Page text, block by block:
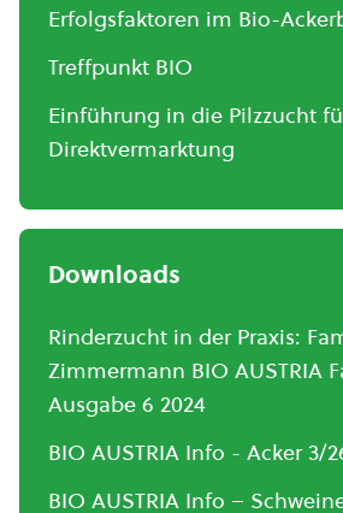
Erfolgsfaktoren im Bio-
Treffpunkt BIO
Einführung in die Pilzzucht
Direktvermarktung
Downloads
Rinderzucht in der Praxis:
Zimmermann BIO AUSTRIA
Ausgabe 6 2024
BIO AUSTRIA Info - Acker 3/
BIO AUSTRIA Info –